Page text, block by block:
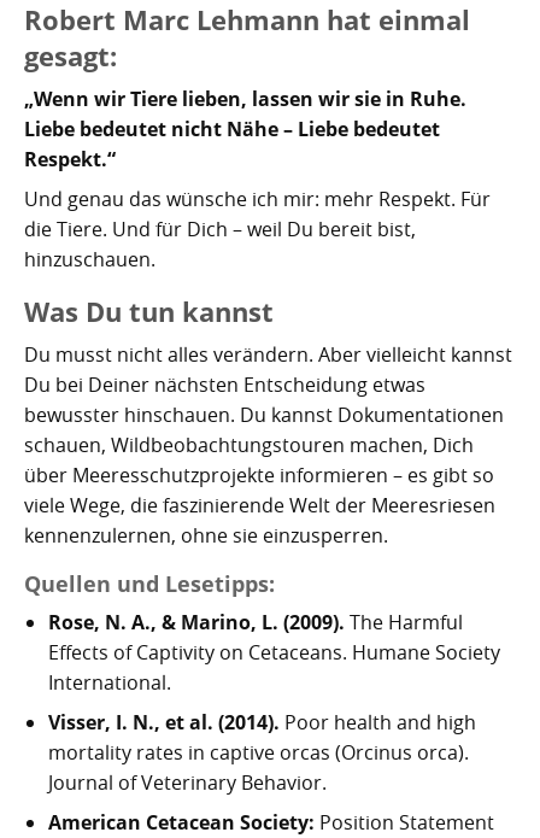
Robert Marc Lehmann hat einmal
gesagt:
„Wenn wir Tiere lieben, lassen wir sie in Ruhe.
Liebe bedeutet nicht Nähe – Liebe bedeutet
Respekt.“
Und genau das wünsche ich mir: mehr Respekt. Für
die Tiere. Und für Dich – weil Du bereit bist,
hinzuschauen.
Was Du tun kannst
Du musst nicht alles verändern. Aber vielleicht kannst
Du bei Deiner nächsten Entscheidung etwas
bewusster hinschauen. Du kannst Dokumentationen
schauen, Wildbeobachtungstouren machen, Dich
über Meeresschutzprojekte informieren – es gibt so
viele Wege, die faszinierende Welt der Meeresriesen
kennenzulernen, ohne sie einzusperren.
Quellen und Lesetipps:
Rose, N. A., & Marino, L. (2009). The Harmful
Effects of Captivity on Cetaceans. Humane Society
International.
Visser, I. N., et al. (2014). Poor health and high
mortality rates in captive orcas (Orcinus orca).
Journal of Veterinary Behavior.
American Cetacean Society: Position Statement